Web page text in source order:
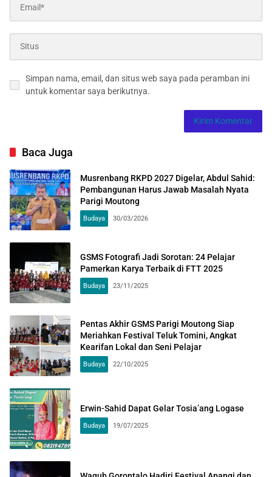
Simpan nama, email, dan situs web saya pada peramban ini
untuk komentar saya berikutnya.
Baca Juga
Musrenbang RKPD 2027 Digelar, Abdul Sahid:
Pembangunan Harus Jawab Masalah Nyata
Parigi Moutong
Budaya 30/03/2026
GSMS Fotografi Jadi Sorotan: 24 Pelajar
Pamerkan Karya Terbaik di FTT 2025
Budaya 23/11/2025
Pentas Akhir GSMS Parigi Moutong Siap
Meriahkan Festival Teluk Tomini, Angkat
Kearifan Lokal dan Seni Pelajar
Budaya 22/10/2025
Erwin-Sahid Dapat Gelar Tosia’ang Logase
Budaya 19/07/2025